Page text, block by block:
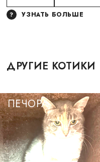
УЗНАТЬ БОЛЬШЕ
ДРУГИЕ КОТИКИ
ПЕЧОРА